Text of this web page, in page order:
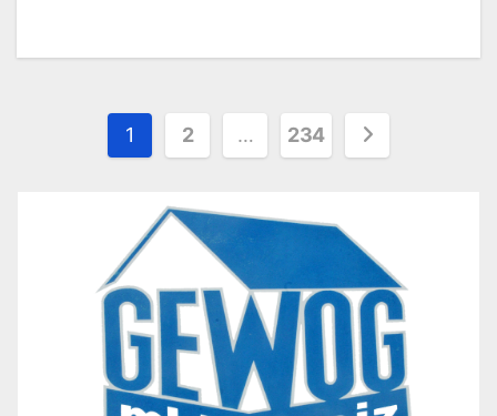
Seitennummerierung
Beiträge
1 2 … 234